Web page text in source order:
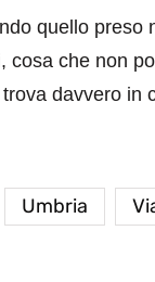
quello preso
cosa che non
davvero in
Umbria